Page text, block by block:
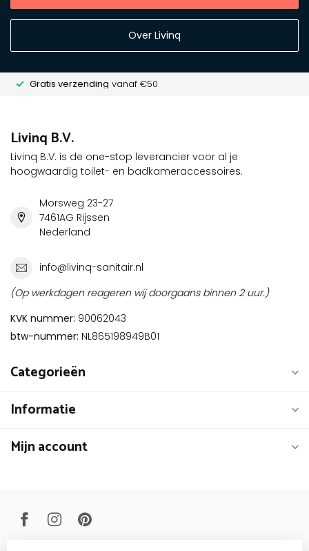
Over Livinq
Gratis verzending vanaf €50
Livinq B.V.
Livinq B.V. is de one-stop leverancier voor al je
hoogwaardig toilet- en badkameraccessoires.
Morsweg 23-27
7461AG Rijssen
Nederland
info@livinq-sanitair.nl
(Op werkdagen reageren wij doorgaans binnen 2 uur.)
KVK nummer: 90062043
btw-nummer: NL865198949B01
Categorieën
Informatie
Mijn account